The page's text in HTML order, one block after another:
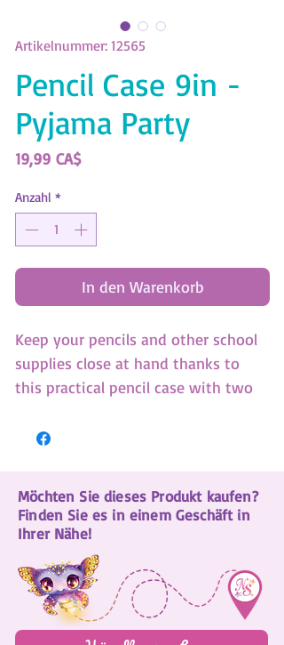
Artikelnummer: 12565
Pencil Case 9in -
Pyjama Party
19,99 CA$Preis
Anzahl *
In den Warenkorb
Keep your pencils and other school
supplies close at hand thanks to
this practical pencil case with two
Möchten Sie dieses Produkt kaufen?
Finden Sie es in einem Geschäft in
Ihrer Nähe!